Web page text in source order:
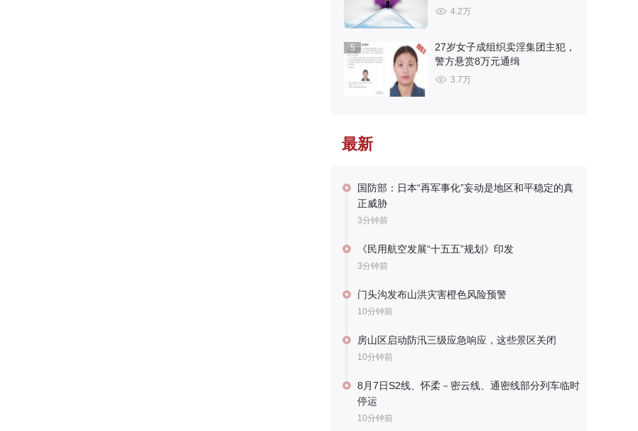
4.2万
5
27岁女子成组织卖淫集团主犯，
警方悬赏8万元通缉
3.7万
最新
国防部：日本“再军事化”妄动是地区和平稳定的真
正威胁
3分钟前
《民用航空发展“十五五”规划》印发
3分钟前
门头沟发布山洪灾害橙色风险预警
10分钟前
房山区启动防汛三级应急响应，这些景区关闭
10分钟前
8月7日S2线、怀柔－密云线、通密线部分列车临时
停运
10分钟前